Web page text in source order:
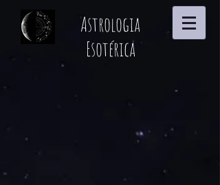
Astrologia
Esotérica